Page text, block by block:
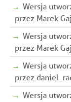
Wersja
przez Marek
Wersja
przez Marek
Wersja
przez
Wersja
stronie.